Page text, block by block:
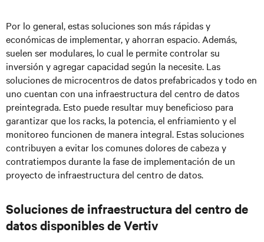
Por lo general, estas soluciones son más rápidas y
económicas de implementar, y ahorran espacio. Además,
suelen ser modulares, lo cual le permite controlar su
inversión y agregar capacidad según la necesite. Las
soluciones de microcentros de datos prefabricados y todo en
uno cuentan con una infraestructura del centro de datos
preintegrada. Esto puede resultar muy beneficioso para
garantizar que los racks, la potencia, el enfriamiento y el
monitoreo funcionen de manera integral. Estas soluciones
contribuyen a evitar los comunes dolores de cabeza y
contratiempos durante la fase de implementación de un
proyecto de infraestructura del centro de datos.
Soluciones de infraestructura del centro de
datos disponibles de Vertiv